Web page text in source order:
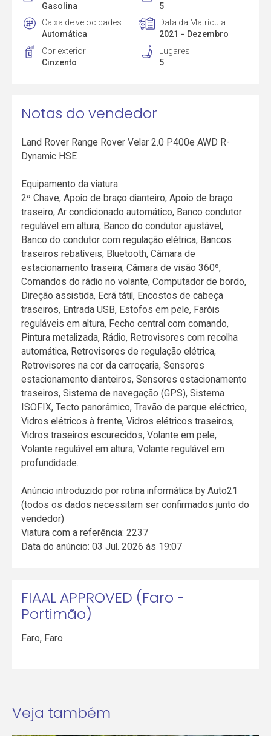
Gasolina
5
Caixa de velocidades
Automática
Data da Matrícula
2021 - Dezembro
Cor exterior
Cinzento
Lugares
5
Notas do vendedor
Land Rover Range Rover Velar 2.0 P400e AWD R-
Dynamic HSE
Equipamento da viatura:
2ª Chave, Apoio de braço dianteiro, Apoio de braço
traseiro, Ar condicionado automático, Banco condutor
regulável em altura, Banco do condutor ajustável,
Banco do condutor com regulação elétrica, Bancos
traseiros rebatíveis, Bluetooth, Câmara de
estacionamento traseira, Câmara de visão 360º,
Comandos do rádio no volante, Computador de bordo,
Direção assistida, Ecrã tátil, Encostos de cabeça
traseiros, Entrada USB, Estofos em pele, Faróis
reguláveis em altura, Fecho central com comando,
Pintura metalizada, Rádio, Retrovisores com recolha
automática, Retrovisores de regulação elétrica,
Retrovisores na cor da carroçaria, Sensores
estacionamento dianteiros, Sensores estacionamento
traseiros, Sistema de navegação (GPS), Sistema
ISOFIX, Tecto panorâmico, Travão de parque eléctrico,
Vidros elétricos à frente, Vidros elétricos traseiros,
Vidros traseiros escurecidos, Volante em pele,
Volante regulável em altura, Volante regulável em
profundidade.
Anúncio introduzido por rotina informática by Auto21
(todos os dados necessitam ser confirmados junto do
vendedor)
Viatura com a referência: 2237
Data do anúncio: 03 Jul. 2026 às 19:07
FIAAL APPROVED (Faro -
Portimão)
Faro, Faro
Veja também